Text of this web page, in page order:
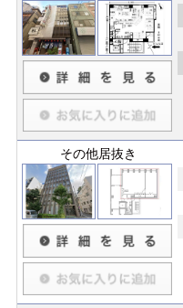
その他居抜き